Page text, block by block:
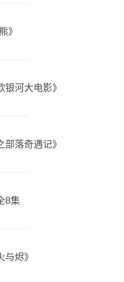
》
河大电影》
落奇遇记》
8集
烬》